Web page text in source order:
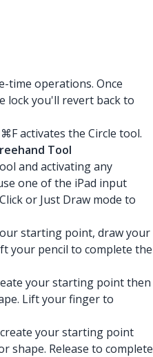
time operations. Once
lock you'll revert back to
activates the Circle tool.
Tool
and activating any
one of the iPad input
or Just Draw mode to
starting point, draw your
your pencil to complete the
your starting point then
Lift your finger to
your starting point
shape. Release to complete